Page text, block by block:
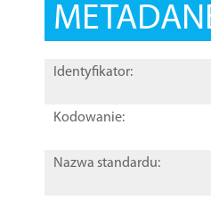
Identyfikator:
Kodowanie:
Nazwa standardu: